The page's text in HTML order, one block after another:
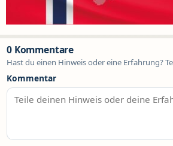
0 Kommentare
Hast du einen Hinweis oder eine Erfahrung?
Kommentar